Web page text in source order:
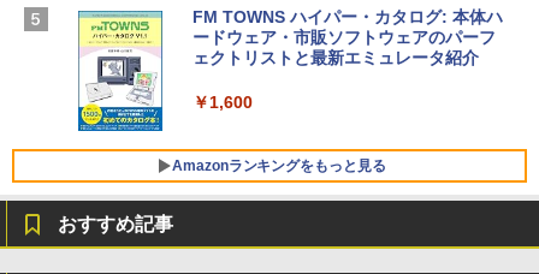
SSD インテル Core 5
￥129,800
ersonal/Copilotキー搭載/Win 11/15.6型/
Core i5/16GB/SSD 512GB/ホワイト) FM
VWK3E15W_AZ
Windows版 | Minecraft (マインクラフ
ト): Java & Bedrock Edition | オンライ
FM TOWNS ハイパー・カタログ: 本体ハ
ードウェア・市販ソフトウェアのパーフ
ェクトリストと最新エミュレータ紹介
￥1,600
Amazonランキングをもっと見る
おすすめ記事